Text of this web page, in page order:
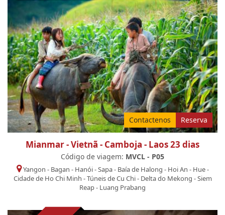
Contactenos Reserva
Mianmar - Vietnã - Camboja - Laos 23 dias
Código de viagem: MVCL - P05
Yangon - Bagan - Hanói-Sapa- Baía de Halong - Hoi An - Hue-
Cidade de Ho Chi Minh -Túneis de Cu Chi- Delta do Mekong -Siem
Reap- Luang Prabang